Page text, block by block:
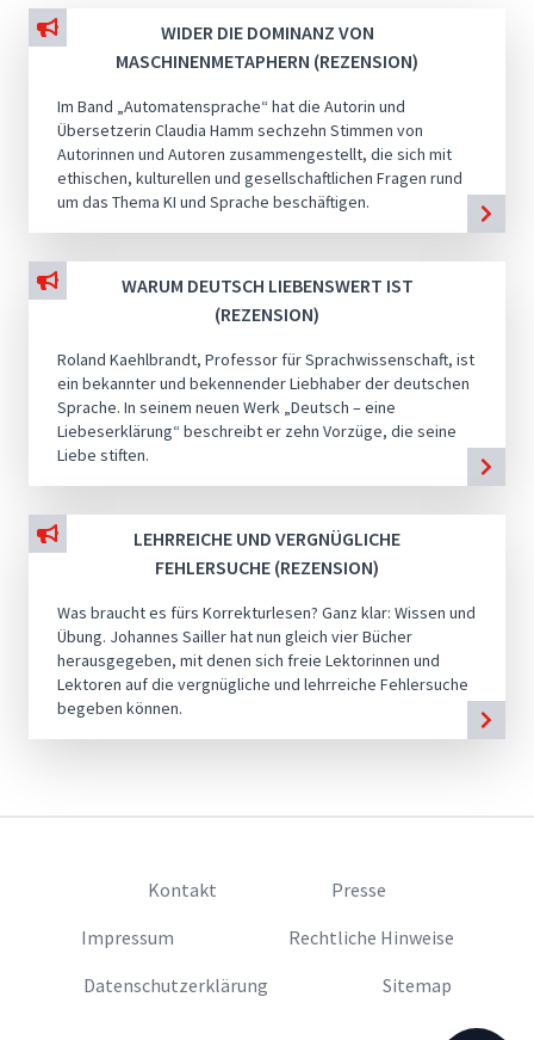
WIDER DIE DOMINANZ VON
MASCHINENMETAPHERN (REZENSION)
Im Band „Automatensprache“ hat die Autorin und
Übersetzerin Claudia Hamm sechzehn Stimmen von
Autorinnen und Autoren zusammengestellt, die sich mit
ethischen, kulturellen und gesellschaftlichen Fragen rund
um das Thema KI und Sprache beschäftigen.
WARUM DEUTSCH LIEBENSWERT IST
(REZENSION)
Roland Kaehlbrandt, Professor für Sprachwissenschaft, ist
ein bekannter und bekennender Liebhaber der deutschen
Sprache. In seinem neuen Werk „Deutsch – eine
Liebeserklärung“ beschreibt er zehn Vorzüge, die seine
Liebe stiften.
LEHRREICHE UND VERGNÜGLICHE
FEHLERSUCHE (REZENSION)
Was braucht es fürs Korrekturlesen? Ganz klar: Wissen und
Übung. Johannes Sailler hat nun gleich vier Bücher
herausgegeben, mit denen sich freie Lektorinnen und
Lektoren auf die vergnügliche und lehrreiche Fehlersuche
begeben können.
Kontakt
Presse
Impressum
Rechtliche Hinweise
Datenschutzerklärung
Sitemap